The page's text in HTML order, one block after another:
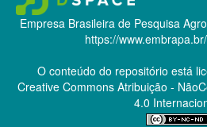
Empresa Brasileira de Pesquisa
https://
O conteúdo do repositório está
Creative CommonsAtribuição -
4.0